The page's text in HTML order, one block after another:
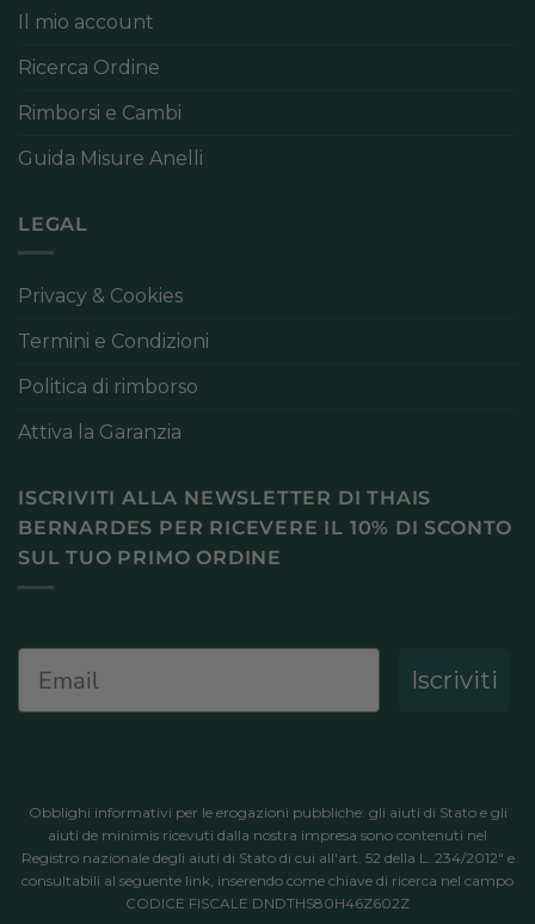
Il mio account
Ricerca Ordine
Rimborsi e Cambi
Guida Misure Anelli
LEGAL
Privacy & Cookies
Termini e Condizioni
Politica di rimborso
Attiva la Garanzia
ISCRIVITI ALLA NEWSLETTER DI THAIS
BERNARDES PER RICEVERE IL 10% DI SCONTO
SUL TUO PRIMO ORDINE
Email
Iscriviti
Obblighi informativi per le erogazioni pubbliche: gli aiuti di Stato e gli
aiuti de minimis ricevuti dalla nostra impresa sono contenuti nel
Registro nazionale degli aiuti di Stato di cui all'art. 52 della L. 234/2012" e
consultabili al seguente link, inserendo come chiave di ricerca nel campo
CODICE FISCALE DNDTHS80H46Z602Z